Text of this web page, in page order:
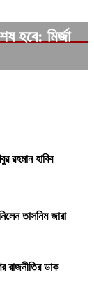
হবে: মির্জা
রহমান হাবিব
তাসনিম জারা
রাজনীতির ডাক